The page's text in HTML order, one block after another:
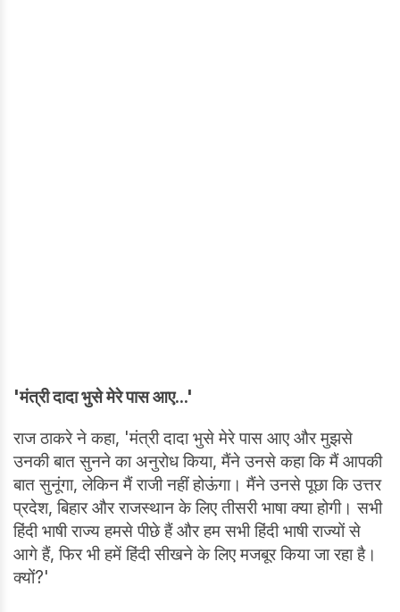
'मंत्री दादा भुसे मेरे पास आए...'
राज ठाकरे ने कहा, 'मंत्री दादा भुसे मेरे पास आए और मुझसे
उनकी बात सुनने का अनुरोध किया, मैंने उनसे कहा कि मैं आपकी
बात सुनूंगा, लेकिन मैं राजी नहीं होऊंगा। मैंने उनसे पूछा कि उत्तर
प्रदेश, बिहार और राजस्थान के लिए तीसरी भाषा क्या होगी। सभी
हिंदी भाषी राज्य हमसे पीछे हैं और हम सभी हिंदी भाषी राज्यों से
आगे हैं, फिर भी हमें हिंदी सीखने के लिए मजबूर किया जा रहा है।
क्यों?'